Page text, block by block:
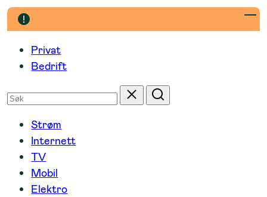
Hopp
til
innholdPrivat
Bedrift
Søk
etter
Tilbakestill
Søk
Strøm
Internett
TV
Mobil
Elektro